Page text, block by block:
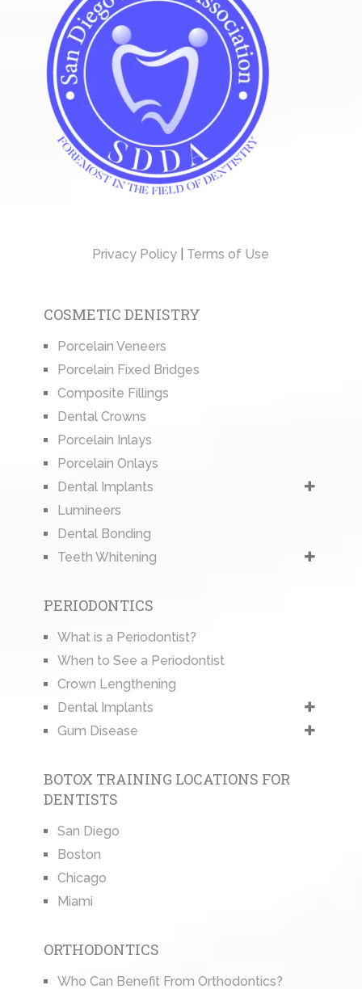
Privacy Policy Terms of Use
COSMETIC DENISTRY
Porcelain Veneers
Porcelain Fixed Bridges
Composite Fillings
Dental Crowns
Porcelain Inlays
Porcelain Onlays
Dental Implants
Lumineers
Dental Bonding
Teeth Whitening
PERIODONTICS
What is a Periodontist?
When to See a Periodontist
Crown Lengthening
Dental Implants
Gum Disease
BOTOX TRAINING LOCATIONS FOR
DENTISTS
San Diego
Boston
Chicago
Miami
ORTHODONTICS
Who Can Benefit From Orthodontics?